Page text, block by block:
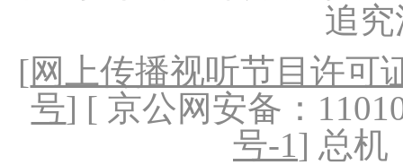
追
[网上传播视听节目许可
号] [ 京公网安备：
号-1] 总机